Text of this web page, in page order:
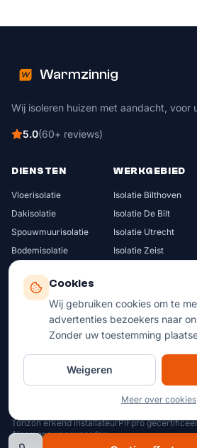
Warmzinnig
Wij isoleren huizen met aandacht, voor
5.0(60+ reviews)
DIENSTEN
Vloerisolatie
Dakisolatie
Spouwmuurisolatie
Bodemisolatie
Radiatorfolie
WERKGEBIED
Isolatie Bilthoven
Isolatie De Bilt
Isolatie Utrecht
Isolatie Zeist
Isolatie Nieuwegein
Isolatie IJsselstein
Bekijk alle gemeenten
↗
Tonzon erkend installateurPIFpro
Algemene voorwaarden
Cookies
Wij gebruiken cookies om te
advertenties bezoekers naar
Zonder uw toestemming
Weigeren
Meer over cookies